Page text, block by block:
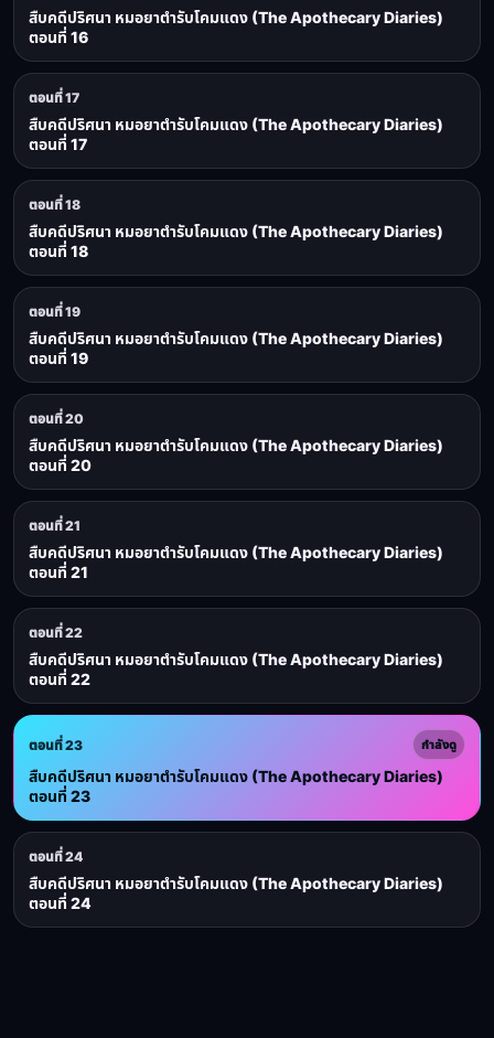
สืบคดีปริศนา หมอยาตำรับโคมแดง (The Apothecary Diaries)
ตอนที่ 16
ตอนที่ 17
สืบคดีปริศนา หมอยาตำรับโคมแดง (The Apothecary Diaries)
ตอนที่ 17
ตอนที่ 18
สืบคดีปริศนา หมอยาตำรับโคมแดง (The Apothecary Diaries)
ตอนที่ 18
ตอนที่ 19
สืบคดีปริศนา หมอยาตำรับโคมแดง (The Apothecary Diaries)
ตอนที่ 19
ตอนที่ 20
สืบคดีปริศนา หมอยาตำรับโคมแดง (The Apothecary Diaries)
ตอนที่ 20
ตอนที่ 21
สืบคดีปริศนา หมอยาตำรับโคมแดง (The Apothecary Diaries)
ตอนที่ 21
ตอนที่ 22
สืบคดีปริศนา หมอยาตำรับโคมแดง (The Apothecary Diaries)
ตอนที่ 22
ตอนที่ 23 กำลังดู
สืบคดีปริศนา หมอยาตำรับโคมแดง (The Apothecary Diaries)
ตอนที่ 23
ตอนที่ 24
สืบคดีปริศนา หมอยาตำรับโคมแดง (The Apothecary Diaries)
ตอนที่ 24